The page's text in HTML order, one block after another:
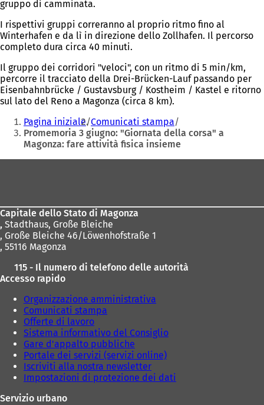
gruppo di camminata.
I rispettivi gruppi correranno al proprio ritmo fino al
Winterhafen e da lì in direzione dello Zollhafen. Il percorso
completo dura circa 40 minuti.
Il gruppo dei corridori "veloci", con un ritmo di 5 min/km,
percorre il tracciato della Drei-Brücken-Lauf passando per
Eisenbahnbrücke / Gustavsburg / Kostheim / Kastel e ritorno
sul lato del Reno a Magonza (circa 8 km).
Siete
qui:
Pagina iniziale Comunicati stampa
Promemoria 3 giugno: "Giornata della corsa" a
Magonza: fare attività fisica insieme
Capitale dello Stato di Magonza
, Stadthaus, Große Bleiche
, Große Bleiche 46/Löwenhofstraße 1
, 55116 Magonza
115 - Il numero di telefono delle autorità
Accesso rapido
Organizzazione amministrativa
Comunicati stampa
Offerte di lavoro
Sistema informativo del Consiglio
Gare d'appalto pubbliche
Portale dei servizi (servizi online)
Iscriviti alla nostra newsletter
Impostazioni di protezione dei dati
Servizio urbano